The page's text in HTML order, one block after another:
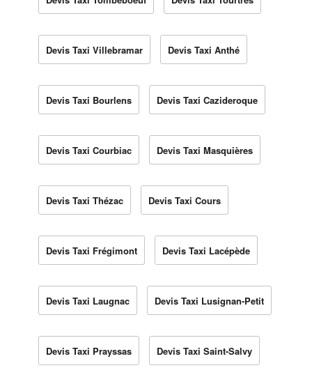
Devis Taxi Villebramar Devis Taxi Anthé
Devis Taxi Bourlens Devis Taxi Cazideroque
Devis Taxi Courbiac Devis Taxi Masquières
Devis Taxi Thézac Devis Taxi Cours
Devis Taxi Frégimont Devis Taxi Lacépède
Devis Taxi Laugnac Devis Taxi Lusignan-Petit
Devis Taxi Prayssas Devis Taxi Saint-Salvy